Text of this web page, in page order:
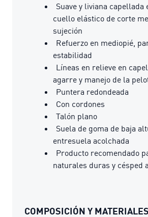
Suave y liviana
cuello elástico de corte
sujeción
Refuerzo en mediopié,
estabilidad
Líneas en relieve en
agarre y manejo de la
Puntera redondeada
Con cordones
Talón plano
Suela de goma de baja
entresuela acolchada
Producto recomendado
naturales duras y césped
COMPOSICIÓN Y MATERIALES